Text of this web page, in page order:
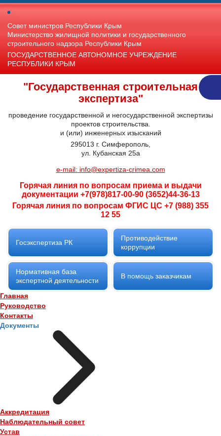
Совет министров Республики Крым
Министерство жилищной политики и государственного
строительного надзора Республики Крым
ГОСУДАРСТВЕННОЕ АВТОНОМНОЕ УЧРЕЖДЕНИЕ
РЕСПУБЛИКИ КРЫМ
"Государственная строительная
экспертиза"
проведение государственной и негосударственной экспертизы
проектов строительства.
и (или) инженерных изысканий
295013 г. Симферополь,
ул. Кубанская 25а
e-mail: info@expertiza-crimea.com
Горячая линия по вопросам приема и выдачи
документации +7(978)817-00-90 (3652)44-36-13
Горячая линия по вопросам ФГИС ЦС +7 (988) 355
12 55
Госэкспертиза РК
Противодействие
коррупции
Нормативная база
экспертной деятельности
В помощь заказчикам
Главная
Руководство
Контакты
Документы
Аккредитация
Наблюдательный совет
Устав